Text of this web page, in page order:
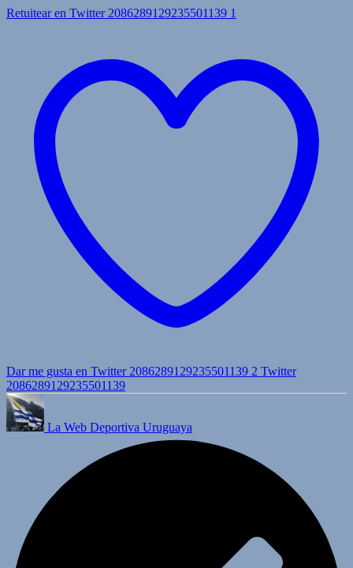
Retuitear en Twitter 2086289129235501139 1
Dar me gusta en Twitter 2086289129235501139 2 Twitter
2086289129235501139
La Web Deportiva Uruguaya